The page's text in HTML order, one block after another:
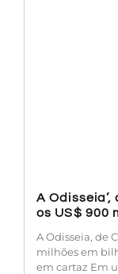
A
os US$ 900
A Odisseia, de
milhões em
em cartaz Em